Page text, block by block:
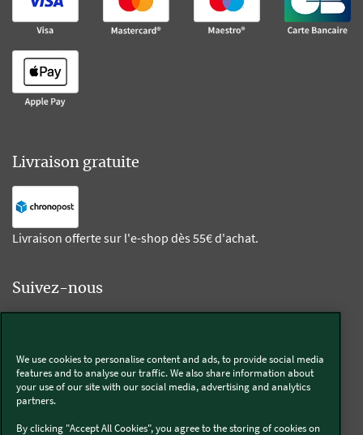
Livraison gratuite
Livraison offerte sur l'e-shop dès 55€ d'achat.
Suivez-nous
Thermomix®
We use cookies to personalise content and ads, to provide social media
features and to analyse our traffic. We also share information about
your use of our site with our social media, advertising and analytics
partners.
By clicking "Accept All Cookies", you agree to the storing of cookies on